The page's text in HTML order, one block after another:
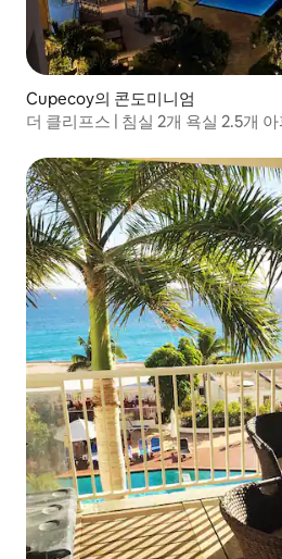
Cupecoy의 콘도미니엄
더 클리프스 | 침실 2개 욕실 2.5개